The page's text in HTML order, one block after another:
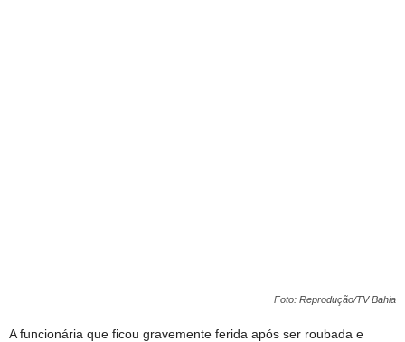
Foto: Reprodução/TV Bahia
A funcionária que ficou gravemente ferida após ser roubada e